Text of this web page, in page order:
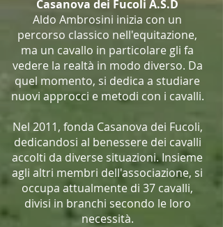
Casanova dei Fucoli A.S.D​
Aldo Ambrosini inizia con un
percorso classico nell'equitazione,
ma un cavallo in particolare gli fa
vedere la realtà in modo diverso. Da
quel momento, si dedica a studiare
nuovi approcci e metodi con i cavalli.
Nel 2011, fonda Casanova dei Fucoli,
dedicandosi al benessere dei cavalli
accolti da diverse situazioni. Insieme
agli altri membri dell'associazione, si
occupa attualmente di 37 cavalli,
divisi in branchi secondo le loro
necessità.